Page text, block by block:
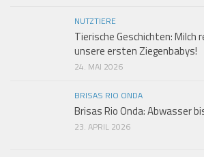
NUTZTIERE
Tierische Geschichten: Milch
unsere ersten Ziegenbabys!
24. MAI 2026
BRISAS RIO ONDA
Brisas Rio Onda: Abwasser
23. APRIL 2026